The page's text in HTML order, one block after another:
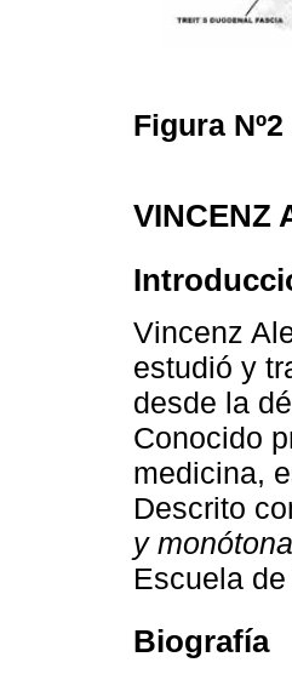
Figura Nº2
VINCENZ
Vincenz
estudió y
desde la
Conocido
medicina,
Descrito
y
Escuela
Biografía